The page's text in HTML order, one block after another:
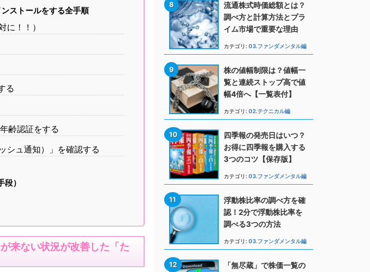
ストールをする全手順
に！！）
る
齢認証をする
シュ通知）」を確認する
）
来ない状況が改善した「た
流通株式時価総額とは？
調べ方と計算方法とプラ
イム市場で重要な理由
カテゴリ: 03.ファンダメンタル編
株の値幅制限は？値幅一
覧と連続ストップ高で値
幅4倍へ【一覧表付】
カテゴリ: 02.テクニカル編
四季報の発売日はいつ？
お得に四季報を購入する
3つのコツ【保存版】
カテゴリ: 03.ファンダメンタル編
浮動株比率の調べ方を確
認！2分で浮動株比率を
調べる3つの方法
カテゴリ: 03.ファンダメンタル編
「無尽蔵」で株価一覧の